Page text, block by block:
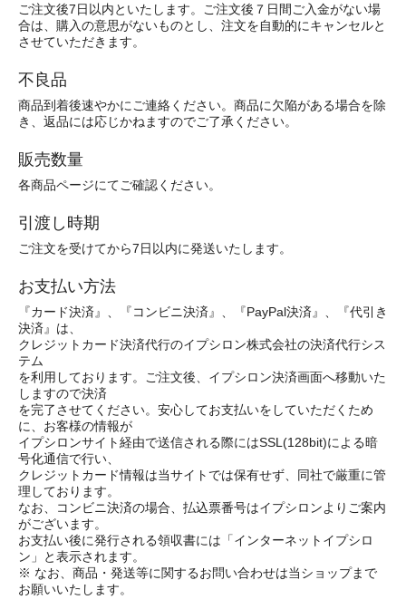
ご注文後7日以内といたします。ご注文後７日間ご入金がない場
合は、購入の意思がないものとし、注文を自動的にキャンセルと
させていただきます。
不良品
商品到着後速やかにご連絡ください。商品に欠陥がある場合を除
き、返品には応じかねますのでご了承ください。
販売数量
各商品ページにてご確認ください。
引渡し時期
ご注文を受けてから7日以内に発送いたします。
お支払い方法
『カード決済』、『コンビニ決済』、『PayPal決済』、『代引き
決済』は、
クレジットカード決済代行のイプシロン株式会社の決済代行シス
テム
を利用しております。ご注文後、イプシロン決済画面へ移動いた
しますので決済
を完了させてください。安心してお支払いをしていただくため
に、お客様の情報が
イプシロンサイト経由で送信される際にはSSL(128bit)による暗
号化通信で行い、
クレジットカード情報は当サイトでは保有せず、同社で厳重に管
理しております。
なお、コンビニ決済の場合、払込票番号はイプシロンよりご案内
がございます。
お支払い後に発行される領収書には「インターネットイプシロ
ン」と表示されます。
※ なお、商品・発送等に関するお問い合わせは当ショップまで
お願いいたします。